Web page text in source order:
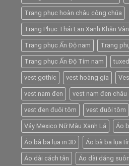
Trang phục hoàn châu công chúa
Trang Phục Thái Lan Xanh Khăn
Trang phục Ấn Độ nam Trang
Trang phục Ấn Độ Tím nam
vest gothic vest hoàng gia
vest nam đen vest nam đen châu
vest đen đuôi tôm vest đuôi tôm
Váy Mexico Nữ Màu Xanh Lá Áo
Áo bà ba lụa in 3D Áo bà ba lụa
Áo dài cách tân Áo dài dáng